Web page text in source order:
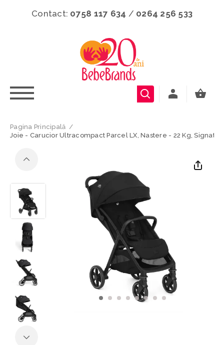
Contact: 0758 117 634 / 0264 256 533
Pagina Principală /
Joie - Carucior Ultracompact Parcel LX, Nastere - 22 Kg,